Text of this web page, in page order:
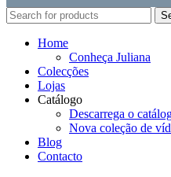
Home
Conheça Juliana
Colecções
Lojas
Catálogo
Descarrega o
Nova coleção de
Blog
Contacto